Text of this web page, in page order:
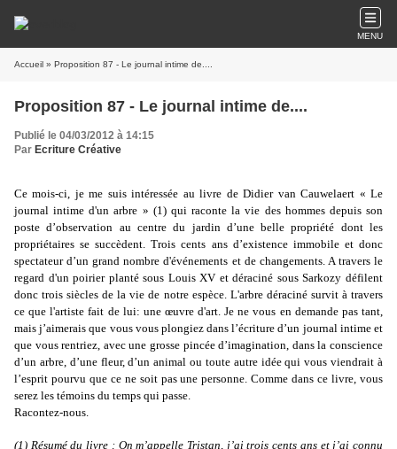
MENU
Accueil » Proposition 87 - Le journal intime de....
Proposition 87 - Le journal intime de....
Publié le 04/03/2012 à 14:15
Par Ecriture Créative
Ce mois-ci, je me suis intéressée au livre de Didier van Cauwelaert « Le
journal intime d'un arbre » (1) qui raconte la vie des hommes depuis son
poste d’observation au centre du jardin d’une belle propriété dont les
propriétaires se succèdent. Trois cents ans d’existence immobile et donc
spectateur d’un grand nombre d'événements et de changements. A travers le
regard d'un poirier planté sous Louis XV et déraciné sous Sarkozy défilent
donc trois siècles de la vie de notre espèce. L'arbre déraciné survit à travers
ce que l'artiste fait de lui: une œuvre d'art. Je ne vous en demande pas tant,
mais j’aimerais que vous vous plongiez dans l’écriture d’un journal intime et
que vous rentriez, avec une grosse pincée d’imagination, dans la conscience
d’un arbre, d’une fleur, d’un animal ou toute autre idée qui vous viendrait à
l’esprit pourvu que ce ne soit pas une personne. Comme dans ce livre, vous
serez les témoins du temps qui passe.
Racontez-nous.
(1) Résumé du livre : On m’appelle Tristan, j’ai trois cents ans et j’ai connu